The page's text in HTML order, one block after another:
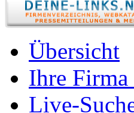
Übersicht
Ihre Firma
Live-